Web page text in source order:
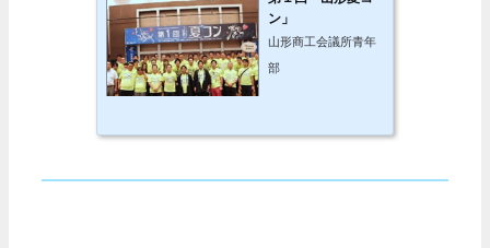
ン」
山形商工会議所青年
部